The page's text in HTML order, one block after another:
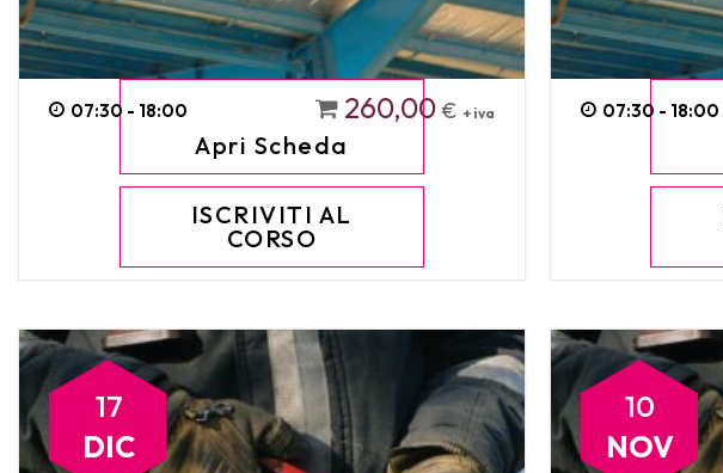
07:30 - 18:00 260,00€ + iva
Apri Scheda
ISCRIVITI AL
CORSO
07:30 - 18:00
17
DIC
10
NOV